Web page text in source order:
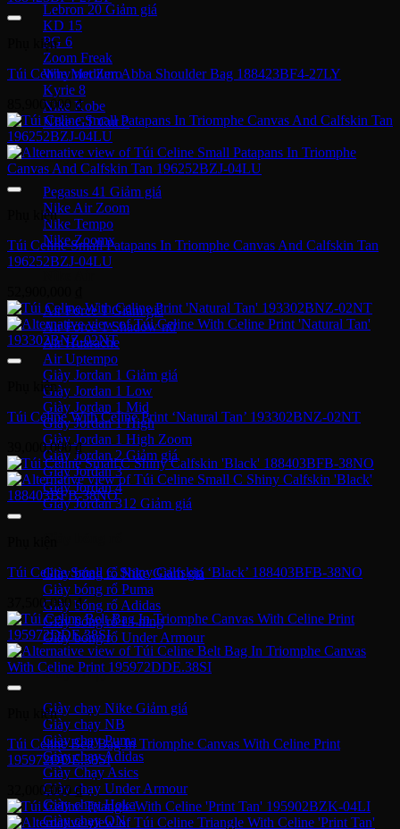
Lebron 20
KD 15
PG 6
Zoom Freak
Why not Zero
Kyrie 8
Nike Kobe
NIke GT Cut 2
Giày Chạy
Pegasus 41
Nike Air Zoom
Nike Tempo
Nike Zoomx
Air Force 1
Air Force 1 Shadow nữ
Air Huarache
Air Uptempo
Giày Jordan 1
Giày Jordan 1 Low
Giày Jordan 1 Mid
Giày Jordan 1 High
Giày Jordan 1 High Zoom
Giày Jordan 2
Giày Jordan 3
Giày Jordan 4
Giày Jordan 312
Giày bóng rổ Nike
Giày bóng rổ Puma
Giày bóng rổ Adidas
Giày bóng rổ Li-ning
Giày bóng rổ Under Armour
Giày Chạy
Giày chạy Nike
Giày chạy NB
Giày chạy Puma
Giày chạy Adidas
Giày Chạy Asics
Giày chạy Under Armour
Giày chạy Hoka
Giày chạy ON
Phụ kiện
Túi Celine Medium Abba Shoulder Bag 188423BF4-27LY
85,900,000₫
Phụ kiện
Túi Celine Small Patapans In Triomphe Canvas And Calfskin Tan
196252BZJ-04LU
Phụ kiện
Túi Celine With Celine Print ‘Natural Tan’ 193302BNZ-02NT
39,000,000₫
Túi Celine Small C Shiny Calfskin ‘Black’ 188403BFB-38NO
37,500,000₫
Phụ kiện
Túi Celine Belt Bag In Triomphe Canvas With Celine Print
195972DDE.38SI
32,000,000₫